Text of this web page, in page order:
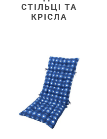
СТІЛЬЦІ ТА
КРІСЛА